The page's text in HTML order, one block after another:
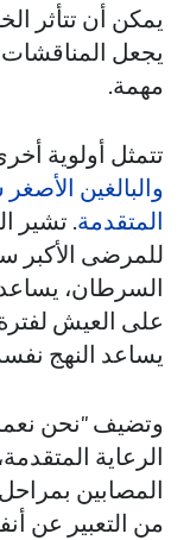
يمكن أن تتأثر
يجعل
مهمة.
تتمثل أولوية
والبالغين الأصغر
المتقدمة. تشير
للمرضى الأكبر
السرطان، يساعد
على العيش
يساعد النهج
وتضيف "نحن
الرعاية
المصابين
من التعبير عن